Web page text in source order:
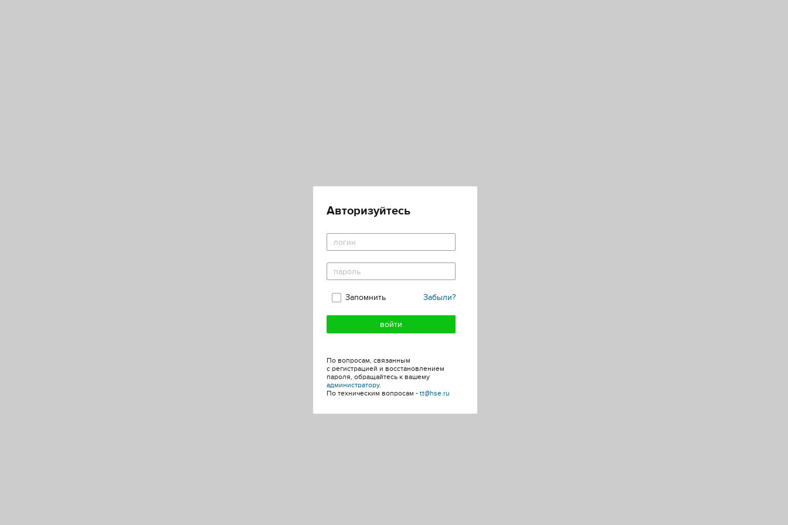
Авторизуйтесь
Забыли?
Запомнить
По вопросам, связанным
с регистрацией и восстановлением
пароля, обращайтесь к вашему
администратору.
По техническим вопросам - tt@hse.ru